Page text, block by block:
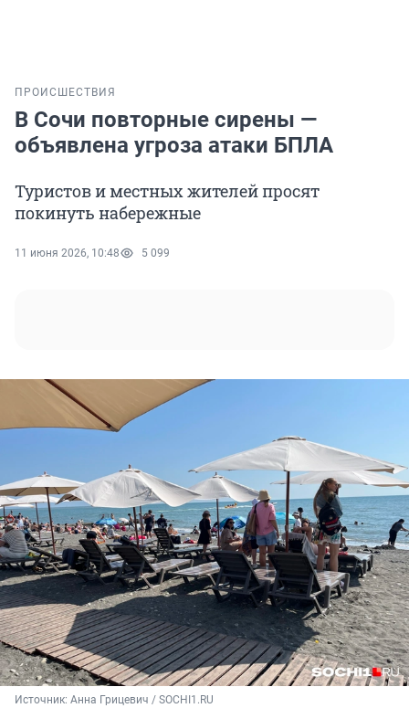
ПРОИСШЕСТВИЯ
В Сочи повторные сирены —
объявлена угроза атаки БПЛА
Туристов и местных жителей просят
покинуть набережные
11 июня 2026, 10:48 5 099
Источник: Анна Грицевич / SOCHI1.RU